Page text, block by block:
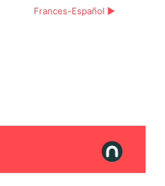
Frances-Español ▶︎